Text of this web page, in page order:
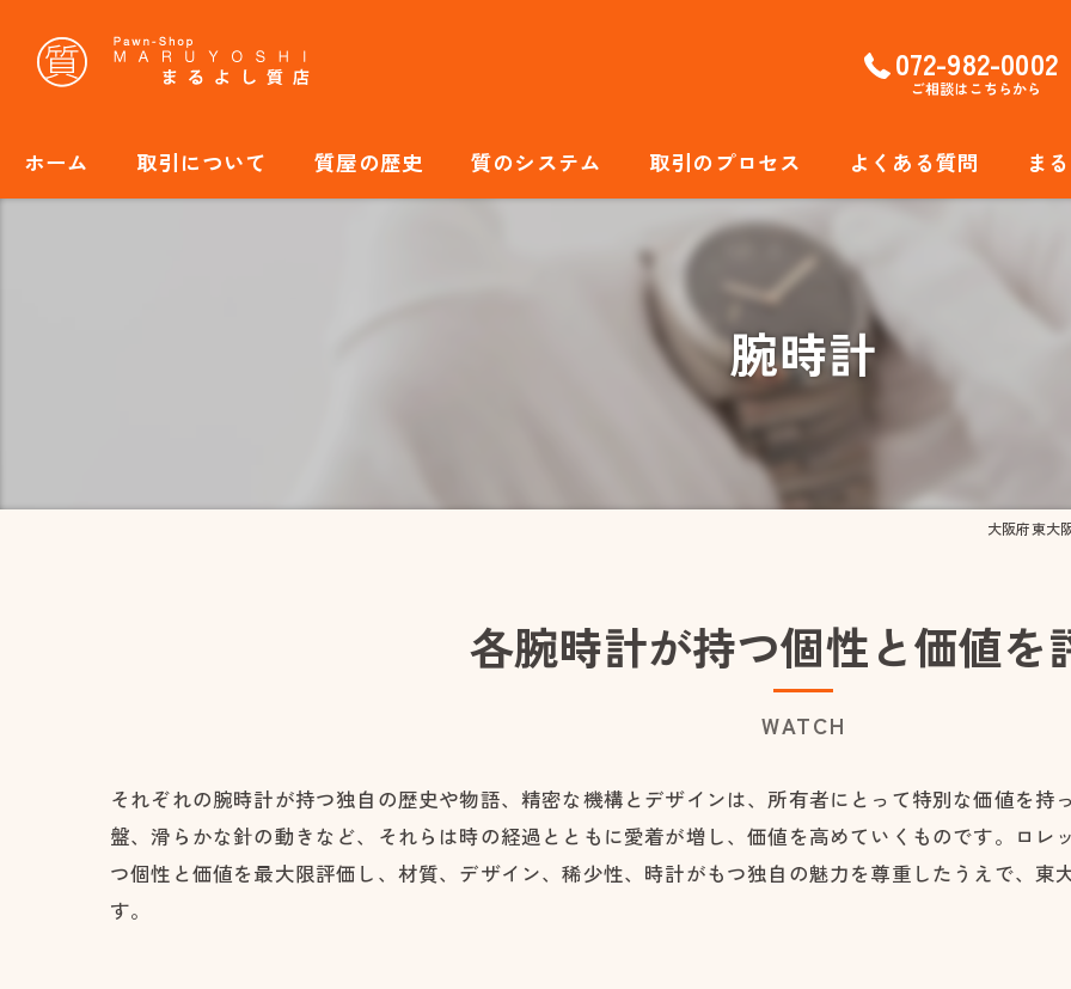
072-982-0002
ご相談はこちらから
ホーム 取引について 質屋の歴史 質のシステム 取引のプロセス よくある質問 ま
ブ
腕時
腕時計
大阪府東大
各腕時計が持つ個性と価値を
WATCH
それぞれの腕時計が持つ独自の歴史や物語、精密な機構とデザインは、所有者にとって特別な価値を
盤、滑らかな針の動きなど、それらは時の経過とともに愛着が増し、価値を高めていくものです。ロ
つ個性と価値を最大限評価し、材質、デザイン、稀少性、時計がもつ独自の魅力を尊重したうえで、東
す。